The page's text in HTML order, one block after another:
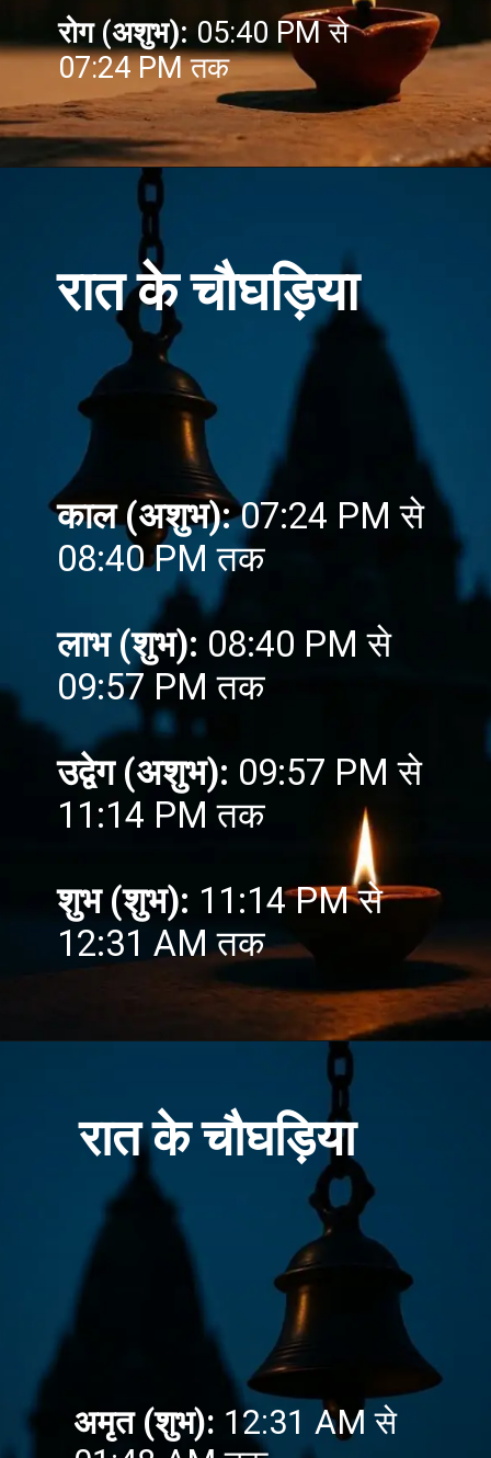
रोग (अशुभ): 05:40 PM से
07:24 PM तक
रात के चौघड़िया
काल (अशुभ):07:24 PM से
08:40 PM तक
लाभ (शुभ): 08:40 PM से
09:57 PM तक
उद्वेग (अशुभ): 09:57 PM से
11:14 PM तक
शुभ (शुभ): 11:14 PM से
12:31 AM तक
रात के चौघड़िया
अमृत (शुभ): 12:31 AM से